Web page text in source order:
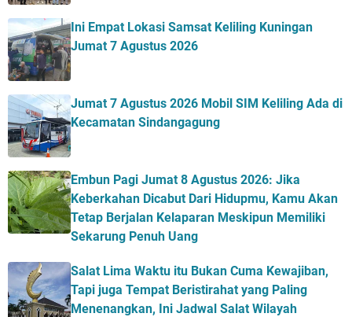
Ini Empat Lokasi Samsat Keliling Kuningan
Jumat 7 Agustus 2026
Jumat 7 Agustus 2026 Mobil SIM Keliling Ada di
Kecamatan Sindangagung
Embun Pagi Jumat 8 Agustus 2026: Jika
Keberkahan Dicabut Dari Hidupmu, Kamu Akan
Tetap Berjalan Kelaparan Meskipun Memiliki
Sekarung Penuh Uang
Salat Lima Waktu itu Bukan Cuma Kewajiban,
Tapi juga Tempat Beristirahat yang Paling
Menenangkan, Ini Jadwal Salat Wilayah